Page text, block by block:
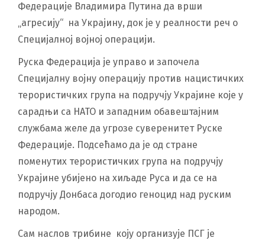
Федерације Владимира Путина да врши
„агресију“ на Украјину, док је у реалности реч о
Специјалној војној операцији.
Руска Федерација је управо и започела
Специјалну војну операцију против нацистичких
терористичких група на подручју Украјине које у
сарадњи са НАТО и западним обавештајним
службама желе да угрозе суверенитет Руске
Федерације. Подсећамо да је од стране
поменутих терористичких група на подручју
Украјине убијено на хиљаде Руса и да се на
подручју Донбаса догодио геноцид над руским
народом.
Сам наслов трибине коју организује ПСГ је